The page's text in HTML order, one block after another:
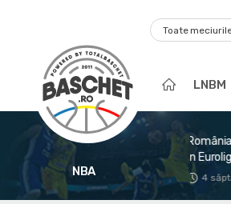
Toate
LNBM
NBA
va avea o reprezentantă
Euroligă
4 săptămâni în urmă
fața
1